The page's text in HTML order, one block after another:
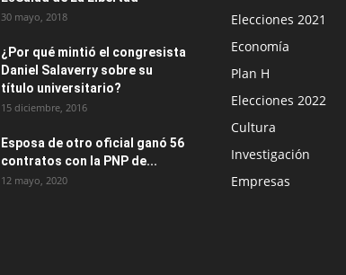
30 mayo, 2018
¿Por qué mintió el congresista
Daniel Salaverry sobre su
título universitario?
15 diciembre, 2016
Esposa de otro oficial ganó 56
contratos con la PNP de...
12 mayo, 2020
Elecciones 2021
Economía
Plan H
Elecciones 2022
Cultura
Investigación
Empresas